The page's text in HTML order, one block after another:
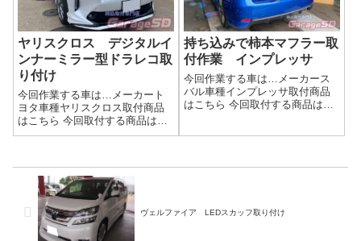
ヤリスクロス デジタルイ
ンナーミラー型ドラレコ取
り付け
今回作業する車は…メーカート
ヨタ車種ヤリスクロス取付商品
はこちら 今回取付する商品は…
pormido 製 pr998この商品はミ
よってはガラスに貼り付けで...
持ち込みで柿本マフラー取
付作業 インプレッサ
今回作業する車は…メーカース
バル車種インプレッサ取付商品
はこちら 今回取付する商品は…
トは新品で用意してあるか曲が
ヴェルファイア LEDスカッフ取り付け